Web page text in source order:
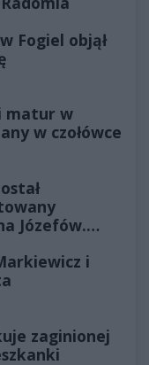
Fogiel objął
matur w
w czołówce
Józefów.
i
zaginionej